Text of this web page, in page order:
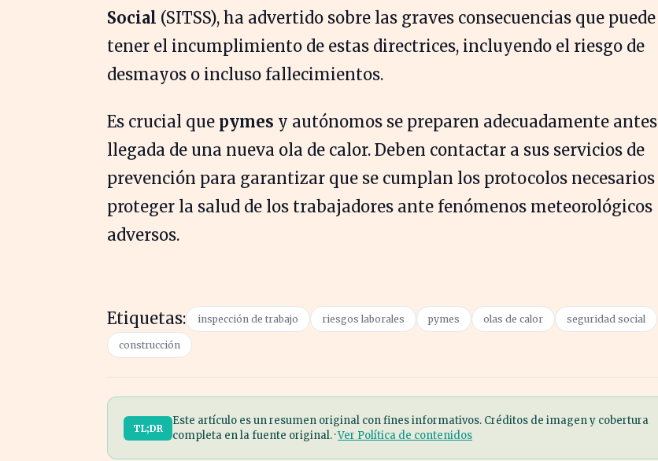
Social (SITSS), ha advertido sobre las graves consecuencias que puede
tener el incumplimiento de estas directrices, incluyendo el riesgo de
desmayos o incluso fallecimientos.
Es crucial que pymes y autónomos se preparen adecuadamente
llegada de una nueva ola de calor. Deben contactar a sus servicios de
prevención para garantizar que se cumplan los protocolos necesarios
proteger la salud de los trabajadores ante fenómenos meteorológicos
adversos.
Etiquetas: inspección de trabajo riesgos laborales pymes olas de calor seguridad social
construcción
TL;DR
Este artículo es un resumen original con fines informativos. Créditos de imagen y cobertura
completa en la fuente original. ·Ver Política de contenidos